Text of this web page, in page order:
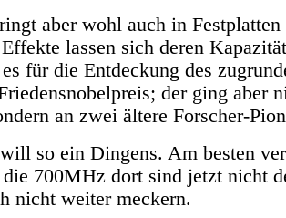
aber wohl auch in
lassen sich deren
für die Entdeckung des
der ging aber
an zwei ältere Forscher-
so ein Dingens. Am besten
die 700MHz dort sind jetzt nicht
nicht weiter meckern.